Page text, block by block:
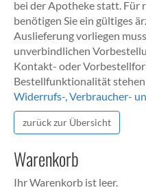
bei der Apotheke statt.
benötigen Sie ein gültiges
Auslieferung vorliegen
unverbindlichen
Kontakt- oder
Bestellfunktionalität
Widerrufs-, Verbraucher-
zurück zur Übersicht
Warenkorb
Ihr Warenkorb ist leer.